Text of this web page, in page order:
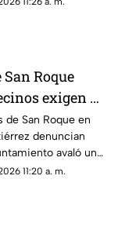
Roque
exigen al
de
tradicional
de San Roque en
denuncian
avaló un
para organizar
11:20 a. m.